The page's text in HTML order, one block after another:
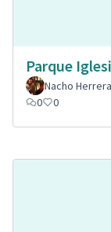
Parque
Nacho
0
0